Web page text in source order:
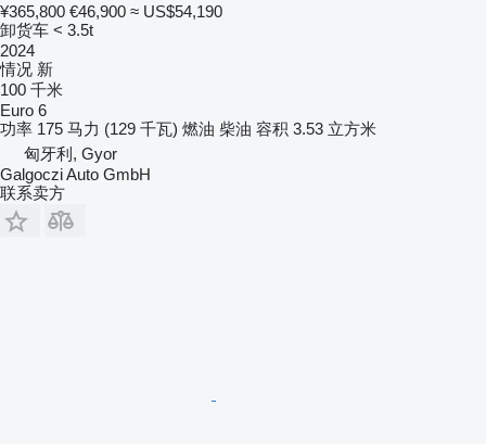
¥365,800 €46,900 ≈ US$54,190
卸货车 < 3.5t
2024
情况 新
100 千米
Euro 6
功率 175 马力 (129 千瓦) 燃油 柴油 容积 3.53 立方米
匈牙利, Gyor
Galgoczi Auto GmbH
联系卖方